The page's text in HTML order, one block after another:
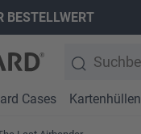
BESTELLWERT
Cases Kartenhüllen